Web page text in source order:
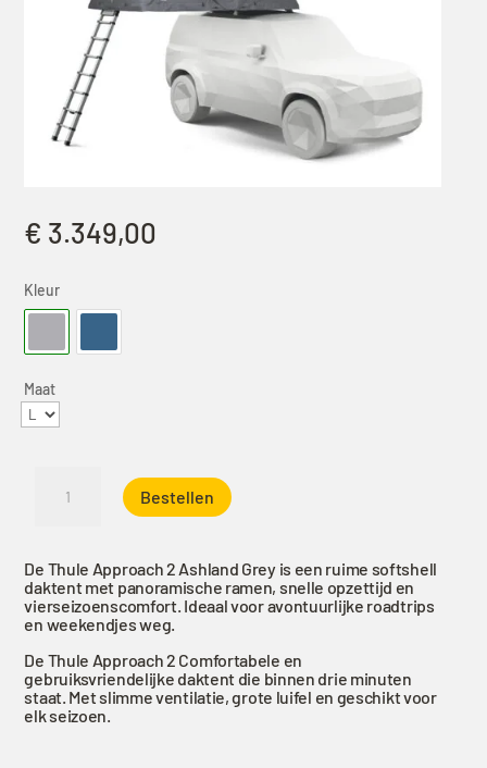
€ 3.349,00
Kleur
Maat
Approach
Ashland
grey
aantal
Bestellen
De Thule Approach 2 Ashland Grey is een ruime softshell
daktent met panoramische ramen, snelle opzettijd en
vierseizoenscomfort. Ideaal voor avontuurlijke roadtrips
en weekendjes weg.
De Thule Approach 2 Comfortabele en
gebruiksvriendelijke daktent die binnen drie minuten
staat. Met slimme ventilatie, grote luifel en geschikt voor
elk seizoen.